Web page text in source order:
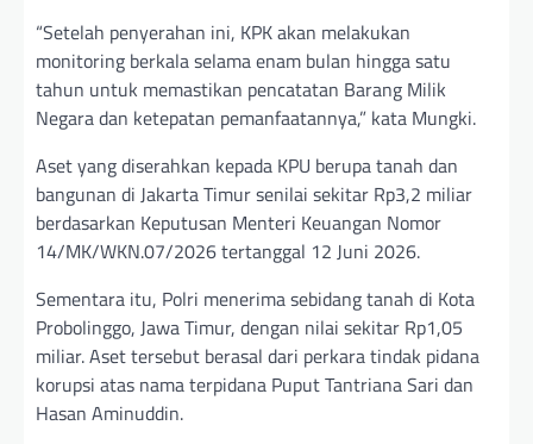
“Setelah penyerahan ini, KPK akan melakukan
monitoring berkala selama enam bulan hingga satu
tahun untuk memastikan pencatatan Barang Milik
Negara dan ketepatan pemanfaatannya,” kata Mungki.
Aset yang diserahkan kepada KPU berupa tanah dan
bangunan di Jakarta Timur senilai sekitar Rp3,2 miliar
berdasarkan Keputusan Menteri Keuangan Nomor
14/MK/WKN.07/2026 tertanggal 12 Juni 2026.
Sementara itu, Polri menerima sebidang tanah di Kota
Probolinggo, Jawa Timur, dengan nilai sekitar Rp1,05
miliar. Aset tersebut berasal dari perkara tindak pidana
korupsi atas nama terpidana Puput Tantriana Sari dan
Hasan Aminuddin.